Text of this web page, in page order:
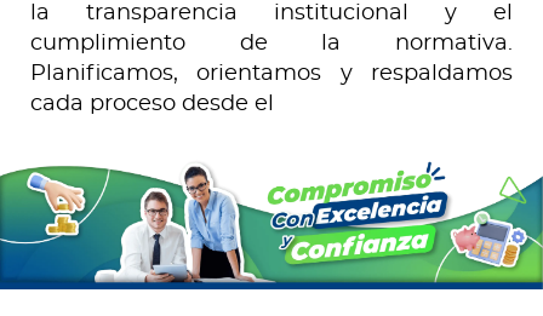
la transparencia institucional y el
cumplimiento de la normativa.
Planificamos, orientamos y respaldamos
cada proceso desde el